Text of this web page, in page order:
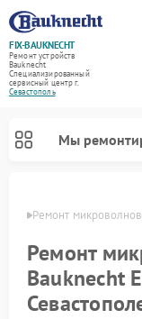
FIX-BAUKNECHT
Ремонт устройств
Bauknecht
Специализированный
cервисный центр г.
Севастополь
Мы
Ремонт
Ремонт
Bauknecht